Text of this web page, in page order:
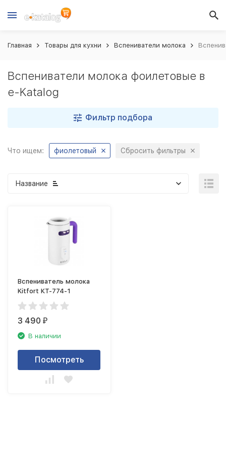
Главная Товары для кухни Вспениватели молока
Вспениватели молока фоилетовые в
e-Katalog
Фильтр подбора
Что ищем: фиолетовый Сбросить фильтры
Название
Вспениватель молока
Kitfort КТ-774-1
3 490₽
В наличии
Посмотреть